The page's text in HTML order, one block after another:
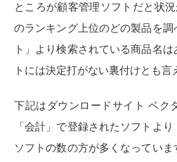
ところが顧客管理ソフトだと状
のランキング上位のどの製品を
ト」より検索されている商品名
トには決定打がない裏付けとも言
下記はダウンロードサイト ベク
「会計」で登録されたソフトよ
ソフトの数の方が多くなってい